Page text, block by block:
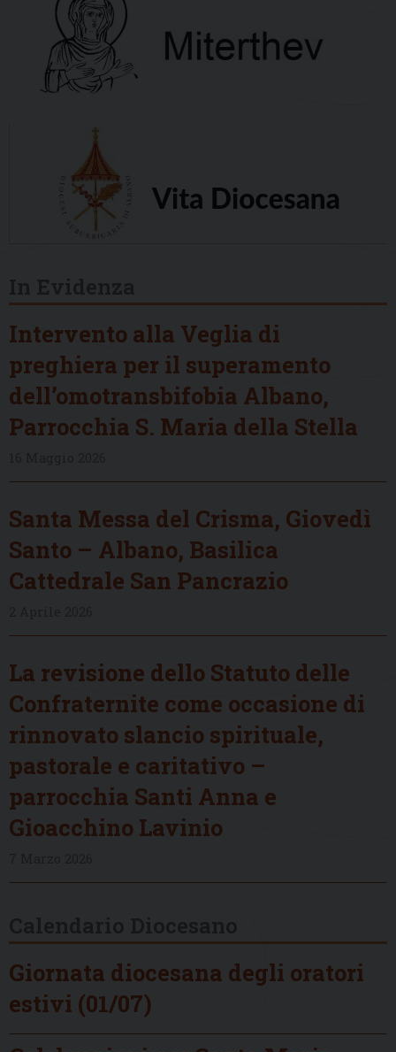
Intervento alla Veglia di
preghiera per il superamento
dell’omotransbifobia Albano,
Parrocchia S. Maria della Stella
Santa Messa del Crisma, Giovedì
Santo – Albano, Basilica
Cattedrale San Pancrazio
La revisione dello Statuto delle
Confraternite come occasione di
rinnovato slancio spirituale,
pastorale e caritativo –
parrocchia Santi Anna e
Gioacchino Lavinio
Giornata diocesana degli oratori
estivi (01/07)